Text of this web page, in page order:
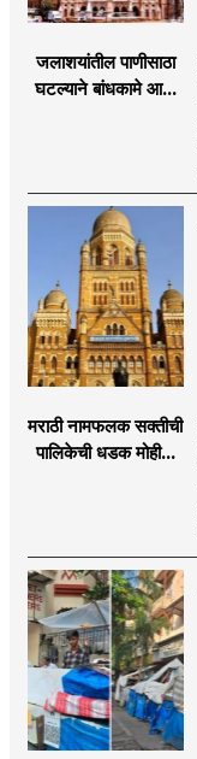
जलाशयांतील पाणीसाठा
घटल्याने बांधकामे आणि
निर्बंध
मराठी नामफलक सक्तीची
पालिकेची धडक मोहीम;